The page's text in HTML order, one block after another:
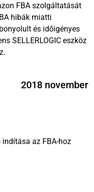
FBA szolgáltatását
hibák miatti
és időigényes
SELLERLOGIC eszköz
2018 november
indítása az FBA-hoz